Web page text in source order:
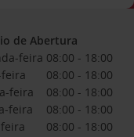
de Abertura
feira 08:00 - 18:00
08:00 - 18:00
feira
08:00 - 18:00
feira
08:00 - 18:00
08:00 - 18:00